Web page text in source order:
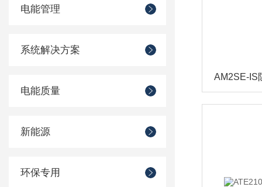
电能管理
系统解决方案
电能质量
新能源
环保专用
AM2SE-IS